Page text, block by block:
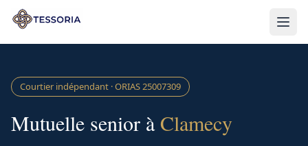
Aller au contenu principal
Courtier indépendant · ORIAS25007309
Mutuelle senior àClamecy